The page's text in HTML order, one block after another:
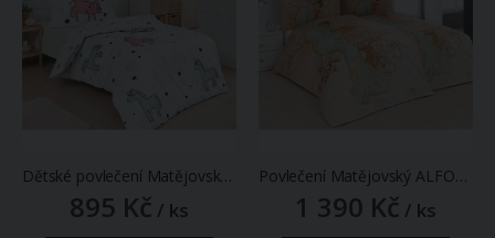
Dětské povlečení Matějovský SWEET PONNY, bílé, bavlna hladká, 140x200cm + 70x90cm
895 Kč / ks
Povlečení Matějovský ALFONS MUCHA WINTER, světle béžové, bavlna hladká digitál, 140x200cm + 70x90cm
1 390 Kč / ks